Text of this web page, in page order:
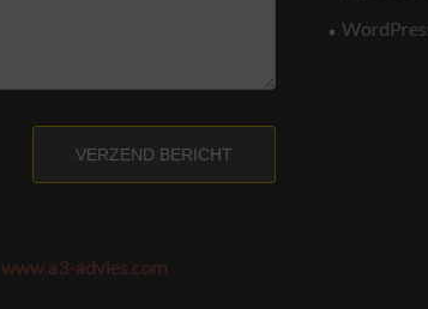
VERZEND BERICHT
www.a3-advies.com